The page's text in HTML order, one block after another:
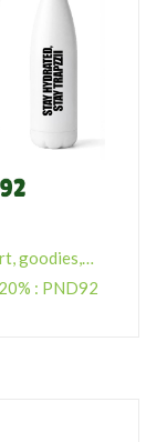
goodies,…
: PND92